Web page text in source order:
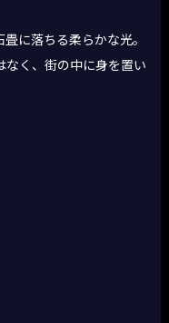
に落ちる柔らかな光。
なく、街の中に身を置い